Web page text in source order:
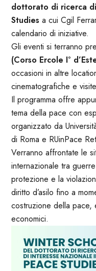
dottorato di ricerca
Studies a cui Cgil
calendario di iniziative.
Gli eventi si terranno
(Corso Ercole I°
occasioni in altre
cinematografiche e
Il programma offre
tema della pace con
organizzato da
di Roma e RUinPace
Verranno affrontate le
internazionale tra
protezione e la
diritto d’asilo fino a
costruzione della pace,
economici.